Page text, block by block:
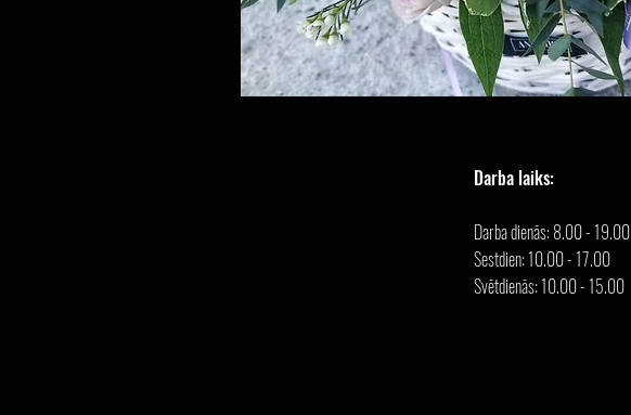
Darba laiks:
Darba dienās: 8.00 - 19.00
Sestdien: 10.00 - 17.00
Svētdienās: 10.00 - 15.00